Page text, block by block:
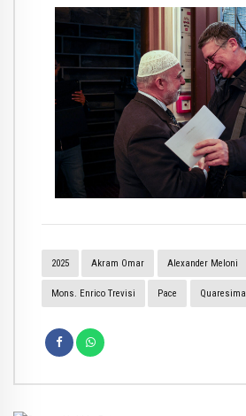
2025 Akram Omar Alexander Meloni
Mons. Enrico Trevisi Pace Quaresima